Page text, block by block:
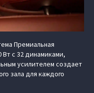
Премиальная
Вт с 32 динамиками,
усилителем создает
зала для каждого